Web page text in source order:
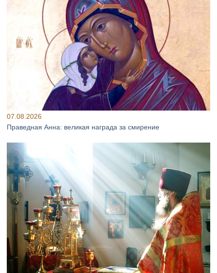
07.08.2026
Праведная Анна: великая награда за смирение